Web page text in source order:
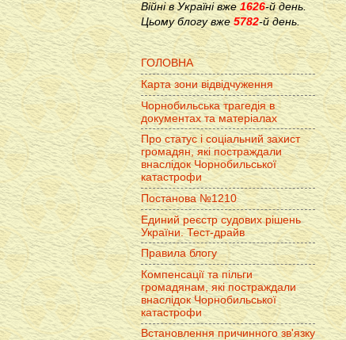
Війні в Україні вже1626-й день.
Цьому блогу вже 5782-й день.
ГОЛОВНА
Карта зони відвідчуження
Чорнобильська трагедія в
документах та матеріалах
Про статус і соціальний захист
громадян, які постраждали
внаслідок Чорнобильської
катастрофи
Постанова №1210
Единий реєстр судових рішень
України. Тест-драйв
Правила блогу
Компенсації та пільги
громадянам, які постраждали
внаслідок Чорнобильської
катастрофи
Встановлення причинного зв'язку